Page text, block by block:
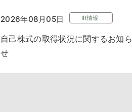
2026年08月05日 IR情報
自己株式の取得状況に関するお知ら
せ